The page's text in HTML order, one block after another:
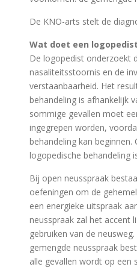
De KNO-arts stelt de
Wat doet een
De logopedist onderzoekt
nasaliteitsstoornis en de
verstaanbaarheid. Het
behandeling is afhankelijk
sommige gevallen moet
ingegrepen worden,
behandeling kan beginnen.
logopedische behandeling
Bij open neusspraak
oefeningen om de
een energieke uitspraak
neusspraak zal het accent
gebruiken van de
gemengde neusspraak
alle gevallen wordt op een